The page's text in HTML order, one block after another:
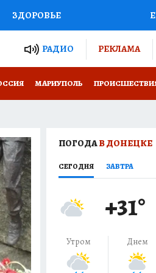
ЗДОРОВЬЕ
РОССИИРАДИО РЕКЛАМА
МАРИУПОЛЬ
ПОГОДАВ ДОНЕЦКЕ
СЕГОДНЯ ЗАВТРА
+31°
Утром Днем